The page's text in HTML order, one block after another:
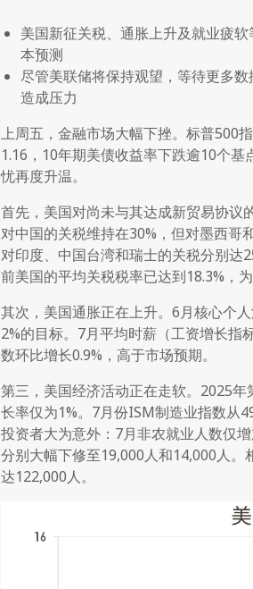
美国新征关税、通胀上升及就业疲
本预测
尽管美联储将保持观望，等待更多
造成压力
上周五，金融市场大幅下挫。标普500
1.16，10年期美债收益率下跌逾10个
忧再度升温。
首先，美国对尚未与其达成新贸易协议
对中国的关税维持在30%，但对墨西哥
对印度、中国台湾和瑞士的关税分别达
前美国的平均关税税率已达到18.3%，
其次，美国通胀正在上升。6月核心个
2%的目标。7月平均时薪（工资增长指
数环比增长0.9%，高于市场预期。
第三，美国经济活动正在走软。2025
长率仅为1%。7月份ISM制造业指数从
投资者大为意外：7月非农就业人数仅
分别大幅下修至19,000人和14,000人
达122,000人。